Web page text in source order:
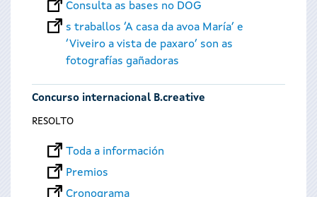
Consulta as bases no DOG
s traballos ‘A casa da avoa María’ e
‘Viveiro a vista de paxaro’ son as
fotografías gañadoras
Concurso internacional B.creative
RESOLTO
Toda a información
Premios
Cronograma